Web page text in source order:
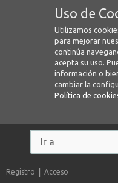
Uso de
Utilizamos
para mejorar
continúa
acepta su uso.
información o
cambiar la
Política de
Registro Acceso